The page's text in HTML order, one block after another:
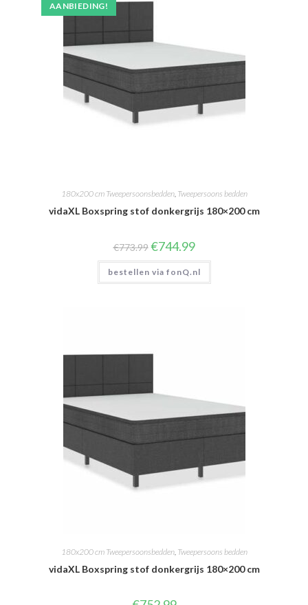
AANBIEDING!
180x200 cm Tweepersoonsbedden, Tweepersoons bedden
vidaXL Boxspring stof donkergrijs 180×200 cm
€773.99 Oorspronkelijke
prijs
was:
€773.99.
€744.99Huidige
is:
€744.99.
bestellen via fonQ.nl
180x200 cm Tweepersoonsbedden, Tweepersoons bedden
vidaXL Boxspring stof donkergrijs 180×200 cm